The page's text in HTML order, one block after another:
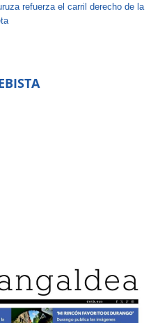
refuerza el carril derecho de la